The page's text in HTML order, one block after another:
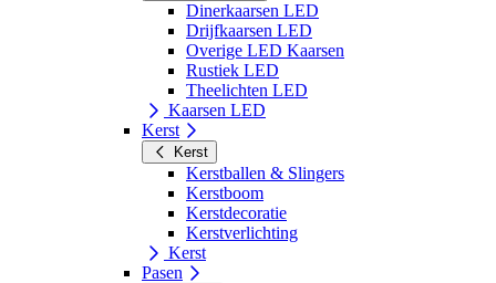
Dinerkaarsen LED
Drijfkaarsen LED
Overige LED Kaarsen
Rustiek LED
Theelichten LED
Kaarsen LED
Kerst
Kerst
Kerstballen & Slingers
Kerstboom
Kerstdecoratie
Kerstverlichting
Kerst
Pasen